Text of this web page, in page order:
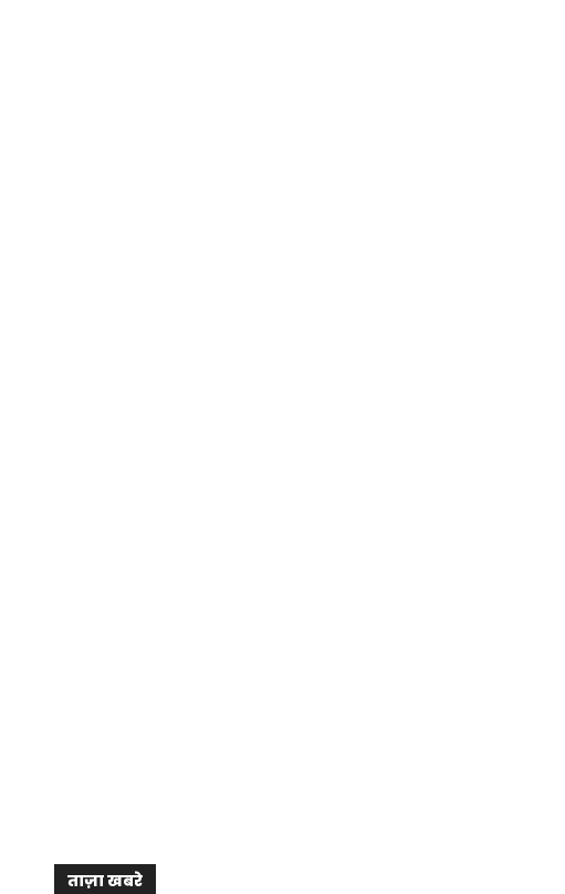
ताज़ा खबरे